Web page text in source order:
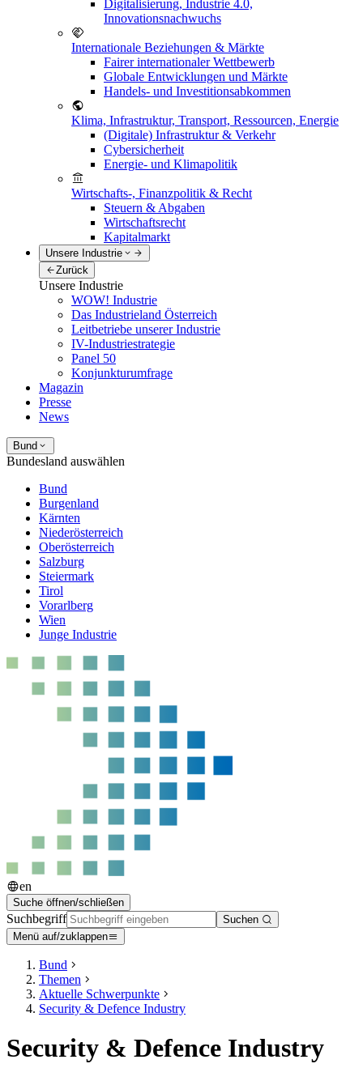
Digitalisierung, Industrie 4.0,
Innovationsnachwuchs
Internationale Beziehungen & Märkte
Fairer internationaler Wettbewerb
Globale Entwicklungen und Märkte
Handels- und Investitionsabkommen
Klima, Infrastruktur, Transport, Ressourcen, Energie
(Digitale) Infrastruktur & Verkehr
Cybersicherheit
Energie- und Klimapolitik
Wirtschafts-, Finanzpolitik & Recht
Steuern & Abgaben
Wirtschaftsrecht
Kapitalmarkt
Unsere Industrie
Zurück
Unsere Industrie
WOW! Industrie
Das Industrieland Österreich
Leitbetriebe unserer Industrie
IV-Industriestrategie
Panel 50
Konjunkturumfrage
Magazin
Presse
News
Bund
Bundesland auswählen
Bund
Burgenland
Kärnten
Niederösterreich
Oberösterreich
Salzburg
Steiermark
Tirol
Vorarlberg
Wien
Junge Industrie
en
Suche öffnen/schließen
Suchbegriff
Suchen
Menü auf/zuklappen
Bund
Themen
Aktuelle Schwerpunkte
Security & Defence Industry
Security & Defence Industry